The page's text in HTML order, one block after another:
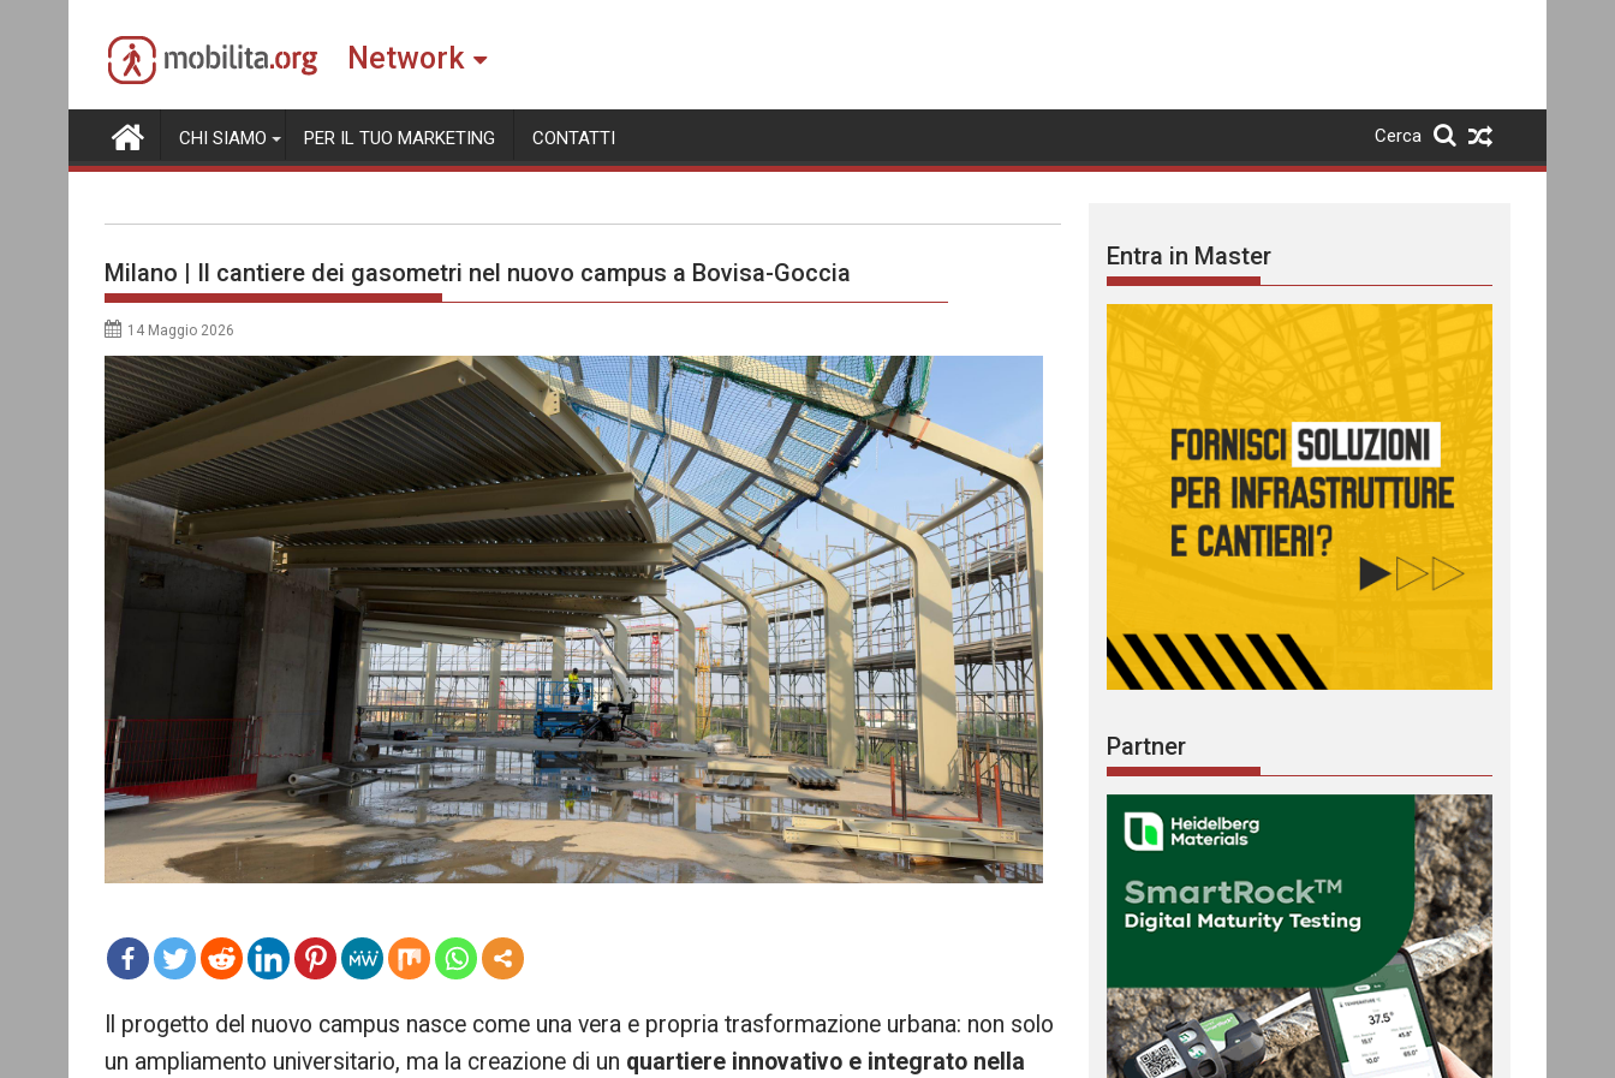
content
Network
CHI SIAMO PER IL TUO MARKETING CONTATTI Cerca
Milano | Il cantiere dei gasometri nel nuovo campus a Bovisa-Goccia
14 Maggio 2026
re
Il progetto del nuovo campus nasce come una vera e propria trasformazione urbana: non solo
un ampliamento universitario, ma la creazione di un quartiere innovativo e integrato nella
Entra in Master
Partner